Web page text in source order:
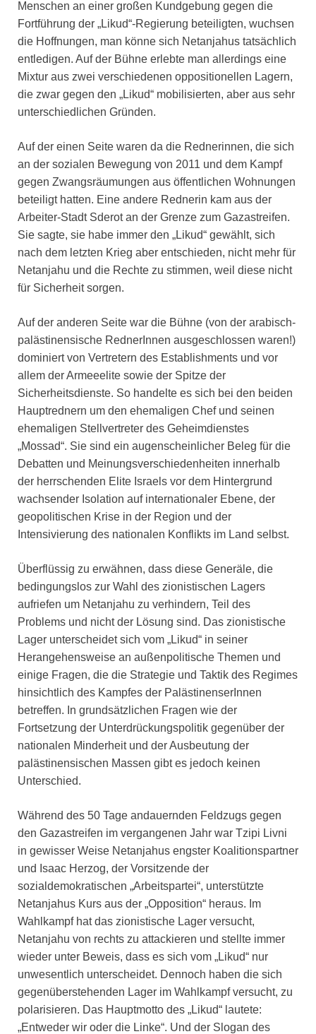
Menschen an einer großen Kundgebung gegen die
Fortführung der „Likud“-Regierung beteiligten, wuchsen
die Hoffnungen, man könne sich Netanjahus tatsächlich
entledigen. Auf der Bühne erlebte man allerdings eine
Mixtur aus zwei verschiedenen oppositionellen Lagern,
die zwar gegen den „Likud“ mobilisierten, aber aus sehr
unterschiedlichen Gründen.
Auf der einen Seite waren da die Rednerinnen, die sich
an der sozialen Bewegung von 2011 und dem Kampf
gegen Zwangsräumungen aus öffentlichen Wohnungen
beteiligt hatten. Eine andere Rednerin kam aus der
Arbeiter-Stadt Sderot an der Grenze zum Gazastreifen.
Sie sagte, sie habe immer den „Likud“ gewählt, sich
nach dem letzten Krieg aber entschieden, nicht mehr für
Netanjahu und die Rechte zu stimmen, weil diese nicht
für Sicherheit sorgen.
Auf der anderen Seite war die Bühne (von der arabisch-
palästinensische RednerInnen ausgeschlossen waren!)
dominiert von Vertretern des Establishments und vor
allem der Armeeelite sowie der Spitze der
Sicherheitsdienste. So handelte es sich bei den beiden
Hauptrednern um den ehemaligen Chef und seinen
ehemaligen Stellvertreter des Geheimdienstes
„Mossad“. Sie sind ein augenscheinlicher Beleg für die
Debatten und Meinungsverschiedenheiten innerhalb
der herrschenden Elite Israels vor dem Hintergrund
wachsender Isolation auf internationaler Ebene, der
geopolitischen Krise in der Region und der
Intensivierung des nationalen Konflikts im Land selbst.
Überflüssig zu erwähnen, dass diese Generäle, die
bedingungslos zur Wahl des zionistischen Lagers
aufriefen um Netanjahu zu verhindern, Teil des
Problems und nicht der Lösung sind. Das zionistische
Lager unterscheidet sich vom „Likud“ in seiner
Herangehensweise an außenpolitische Themen und
einige Fragen, die die Strategie und Taktik des Regimes
hinsichtlich des Kampfes der PalästinenserInnen
betreffen. In grundsätzlichen Fragen wie der
Fortsetzung der Unterdrückungspolitik gegenüber der
nationalen Minderheit und der Ausbeutung der
palästinensischen Massen gibt es jedoch keinen
Unterschied.
Während des 50 Tage andauernden Feldzugs gegen
den Gazastreifen im vergangenen Jahr war Tzipi Livni
in gewisser Weise Netanjahus engster Koalitionspartner
und Isaac Herzog, der Vorsitzende der
sozialdemokratischen „Arbeitspartei“, unterstützte
Netanjahus Kurs aus der „Opposition“ heraus. Im
Wahlkampf hat das zionistische Lager versucht,
Netanjahu von rechts zu attackieren und stellte immer
wieder unter Beweis, dass es sich vom „Likud“ nur
unwesentlich unterscheidet. Dennoch haben die sich
gegenüberstehenden Lager im Wahlkampf versucht, zu
polarisieren. Das Hauptmotto des „Likud“ lautete:
„Entweder wir oder die Linke“. Und der Slogan des